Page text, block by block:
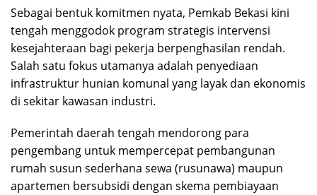
Sebagai bentuk komitmen nyata, Pemkab Bekasi kini
tengah menggodok program strategis intervensi
kesejahteraan bagi pekerja berpenghasilan rendah.
Salah satu fokus utamanya adalah penyediaan
infrastruktur hunian komunal yang layak dan ekonomis
di sekitar kawasan industri.
Pemerintah daerah tengah mendorong para
pengembang untuk mempercepat pembangunan
rumah susun sederhana sewa (rusunawa) maupun
apartemen bersubsidi dengan skema pembiayaan